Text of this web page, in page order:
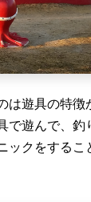
は遊具の特
で遊んで、
ックをするこ